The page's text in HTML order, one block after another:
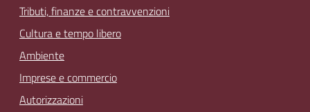
Tributi, finanze e contravvenzioni
Cultura e tempo libero
Ambiente
Imprese e commercio
Autorizzazioni